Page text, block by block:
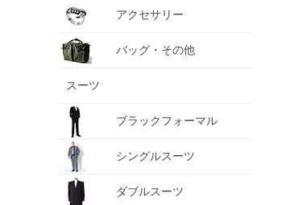
アクセサリー
バッグ・その他
スーツ
ブラックフォーマル
シングルスーツ
ダブルスーツ